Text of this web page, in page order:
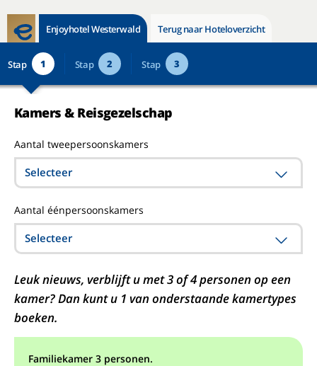
Enjoyhotel Westerwald Terug naar Hoteloverzicht
Stap 1 Stap 2 Stap 3
Kamers & Reisgezelschap
Aantal tweepersoonskamers
Selecteer
Aantal éénpersoonskamers
Selecteer
Leuk nieuws, verblijft u met 3 of 4 personen op een
kamer? Dan kunt u 1 van onderstaande kamertypes
boeken.
Familiekamer 3 personen.